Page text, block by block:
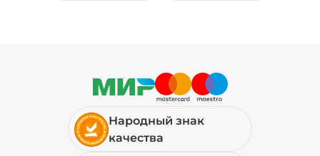
Народный знак
качества